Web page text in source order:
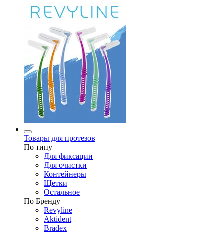
Товары для протезов
По типу
Для фиксации
Для очистки
Контейнеры
Щетки
Остальное
По Бренду
Revyline
Aktident
Bradex